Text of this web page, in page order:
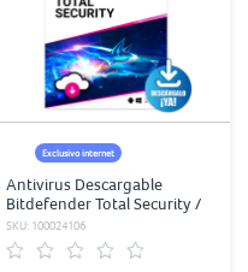
Exclusivo internet
Antivirus Descargable
Bitdefender Total Security /
1 año / 5 usuarios
SKU: 100024106